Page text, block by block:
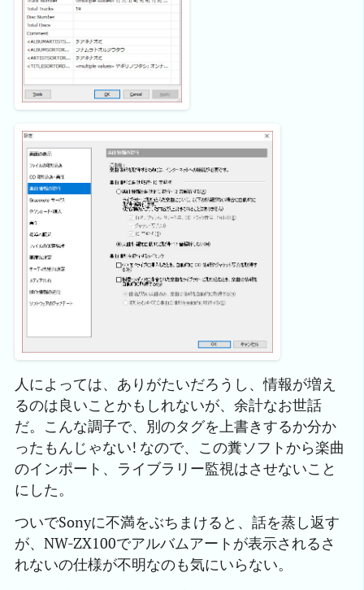
人によっては、ありがたいだろうし、情報が増え
るのは良いことかもしれないが、余計なお世話
だ。こんな調子で、別のタグを上書きするか分か
ったもんじゃない! なので、この糞ソフトから楽曲
のインポート、ライブラリー監視はさせないこと
にした。
ついでSonyに不満をぶちまけると、話を蒸し返す
が、NW-ZX100でアルバムアートが表示されるさ
れないの仕様が不明なのも気にいらない。